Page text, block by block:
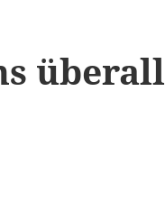
überall